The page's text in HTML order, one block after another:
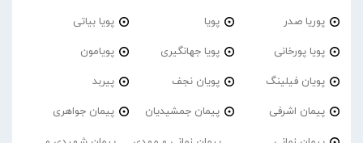
پوریا صدر پویا پویا بیاتی
پویا پورخانی پویا جهانگیری پویامون
پویان فیلینگ پویان نجف پیربد
پیمان اشرفی پیمان جمشیدیان پیمان جواهری